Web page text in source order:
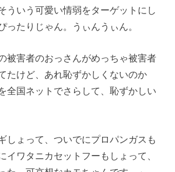
ういう可愛い情弱をターゲットにし
ったりじゃん。うぃんうぃん。
被害者のおっさんがめっちゃ被害者
たけど、あれ恥ずかしくないのか
全国ネットでさらして、恥ずかしい
しょって、ついでにプロパンガスも
イワタニカセットフーもしょって、